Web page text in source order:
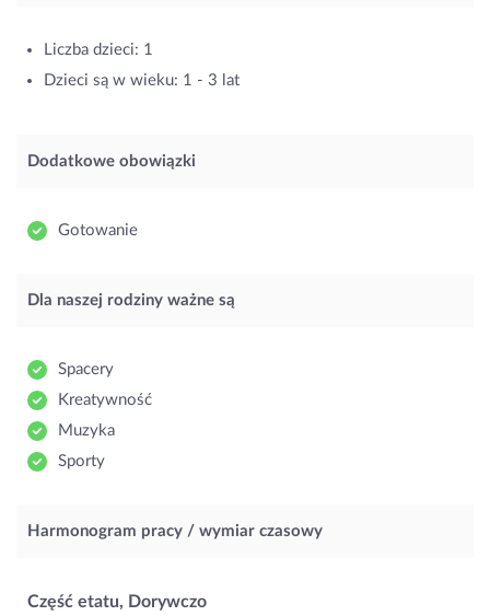
Liczba dzieci: 1
Dzieci są w wieku: 1 - 3 lat
Dodatkowe obowiązki
Gotowanie
Dla naszej rodziny ważne są
Spacery
Kreatywność
Muzyka
Sporty
Harmonogram pracy / wymiar czasowy
Część etatu, Dorywczo